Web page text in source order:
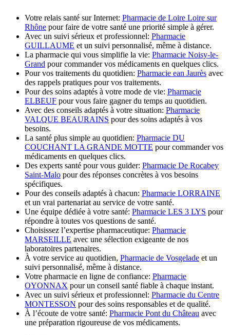
Votre relais santé sur Internet: Pharmacie de Loire Loire sur
Rhône pour faire de votre santé une priorité simple à gérer.
Avec un suivi sérieux et professionnel: Pharmacie
GUILLAUME et un suivi personnalisé, même à distance.
La pharmacie qui vous simplifie la vie: Pharmacie Noisy-le-
Grand pour commander vos médicaments en quelques clics.
Pour vos traitements du quotidien: Pharmacie ean Jaurès avec
des rappels pratiques pour vos traitements.
Pour des soins adaptés à votre mode de vie: Pharmacie
ELBEUF pour vous faire gagner du temps au quotidien.
Avec des conseils adaptés à votre situation: Pharmacie
VALQUE BEAURAINS pour des soins adaptés à vos
besoins.
La santé plus simple au quotidien: Pharmacie DU
COUCHANT LA GRANDE MOTTE pour commander vos
médicaments en quelques clics.
Des experts santé pour vous guider: Pharmacie De Rocabey
Saint-Malo pour des réponses concrètes à vos besoins
spécifiques.
Pour des conseils adaptés à chacun: Pharmacie LORRAINE
et un vrai partenariat au service de votre santé.
Une équipe dédiée à votre santé: Pharmacie LES 3 LYS pour
répondre à toutes vos questions de santé.
Choisissez l’expertise pharmaceutique: Pharmacie
MARSEILLE avec une sélection exigeante de nos
laboratoires partenaires.
À votre service au quotidien, Pharmacie de Vosgelade et un
suivi personnalisé, même à distance.
Votre pharmacie en ligne de confiance: Pharmacie
OYONNAX pour un conseil santé fiable à chaque instant.
Avec un suivi sérieux et professionnel: Pharmacie du Centre
MONTESSON pour des soins responsables et de qualité.
À l’écoute de votre santé: Pharmacie Pont du Château avec
une préparation rigoureuse de vos médicaments.